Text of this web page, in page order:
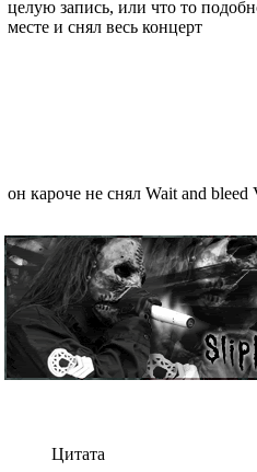
целую запись, или что то
месте и снял весь концерт
он кароче не снял Wait and
Цитата